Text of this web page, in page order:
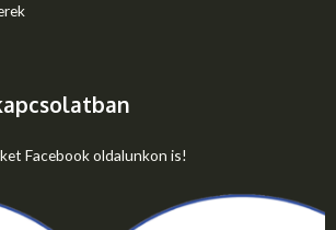
Facebook oldalunkon is!